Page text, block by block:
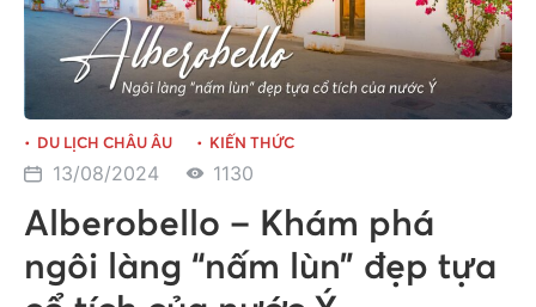
DU LỊCH CHÂU ÂU KIẾN THỨC
13/08/2024 1130
Alberobello – Khám phá
ngôi làng “nấm lùn” đẹp tựa